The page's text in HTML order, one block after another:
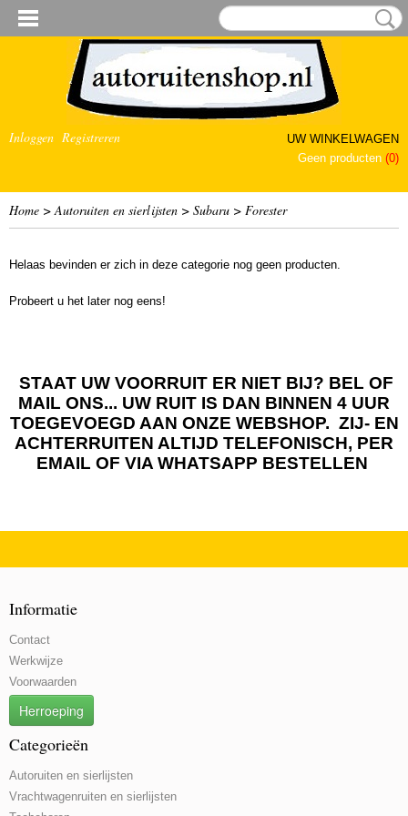
Inloggen Registreren
UW WINKELWAGEN
Geen producten (0)
Home >Autoruiten en sierlijsten > Subaru > Forester
Helaas bevinden er zich in deze categorie nog geen producten.
Probeert u het later nog eens!
STAAT UW VOORRUIT ER NIET BIJ? BEL OF
MAIL ONS... UW RUIT IS DAN BINNEN 4 UUR
TOEGEVOEGD AAN ONZE WEBSHOP. ZIJ- EN
ACHTERRUITEN ALTIJD TELEFONISCH, PER
EMAIL OF VIA WHATSAPP BESTELLEN
Informatie
Contact
Werkwijze
Voorwaarden
Herroeping
Categorieën
Autoruiten en sierlijsten
Vrachtwagenruiten en sierlijsten